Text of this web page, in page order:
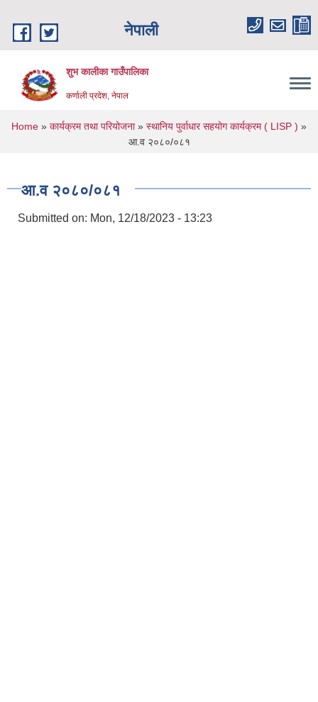
नेपाली
शुभ कालीका गाउँपालिका
कर्णाली प्रदेश, नेपाल
You are here
Home » कार्यक्रम तथा परियोजना» स्थानिय पुर्वाधार सहयोग कार्यक्रम ( LISP ) »
आ.व २०८०/०८१
आ.व २०८०/०८१
Submitted on: Mon, 12/18/2023 - 13:23